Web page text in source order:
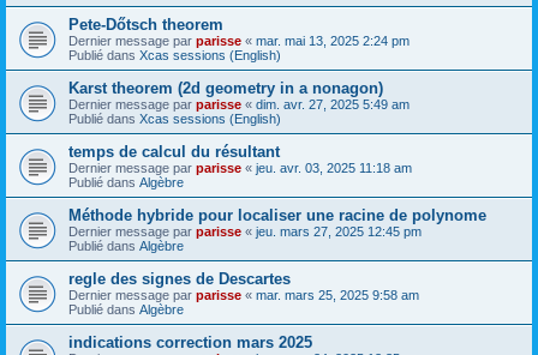
Pete-Dőtsch theorem
Dernier message par parisse « mar. mai 13, 2025 2:24 pm
Publié dans Xcas sessions (English)
Karst theorem (2d geometry in a nonagon)
Dernier message par parisse « dim. avr. 27, 2025 5:49 am
Publié dans Xcas sessions (English)
temps de calcul du résultant
Dernier message par parisse « jeu. avr. 03, 2025 11:18 am
Publié dans Algèbre
Méthode hybride pour localiser une racine de polynome
Dernier message par parisse « jeu. mars 27, 2025 12:45 pm
Publié dans Algèbre
regle des signes de Descartes
Dernier message par parisse « mar. mars 25, 2025 9:58 am
Publié dans Algèbre
indications correction mars 2025